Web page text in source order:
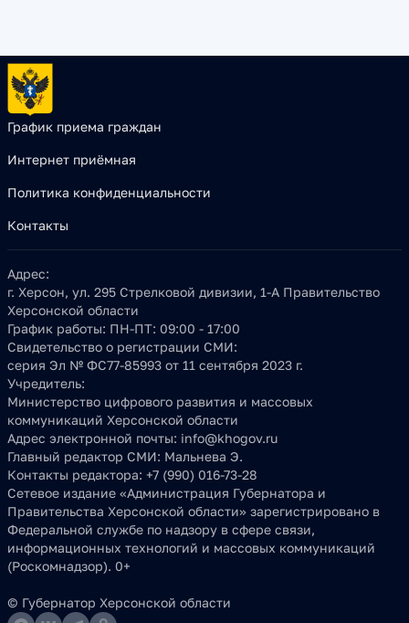
График приема граждан
Интернет приёмная
Политика конфиденциальности
Контакты
Адрес:
г. Херсон, ул. 295 Стрелковой дивизии, 1-А Правительство
Херсонской области
График работы: ПН-ПТ: 09:00 - 17:00
Свидетельство о регистрации СМИ:
серия Эл № ФС77-85993 от 11 сентября 2023 г.
Учредитель:
Министерство цифрового развития и массовых
коммуникаций Херсонской области
Адрес электронной почты: info@khogov.ru
Главный редактор СМИ: Мальнева Э.
Контакты редактора: +7 (990) 016-73-28
Сетевое издание «Администрация Губернатора и
Правительства Херсонской области» зарегистрировано в
Федеральной службе по надзору в сфере связи,
информационных технологий и массовых коммуникаций
(Роскомнадзор). 0+
© Губернатор Херсонской области